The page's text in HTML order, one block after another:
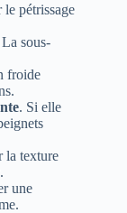
pétrissage
La sous-
froide
. Si elle
la texture
.
une